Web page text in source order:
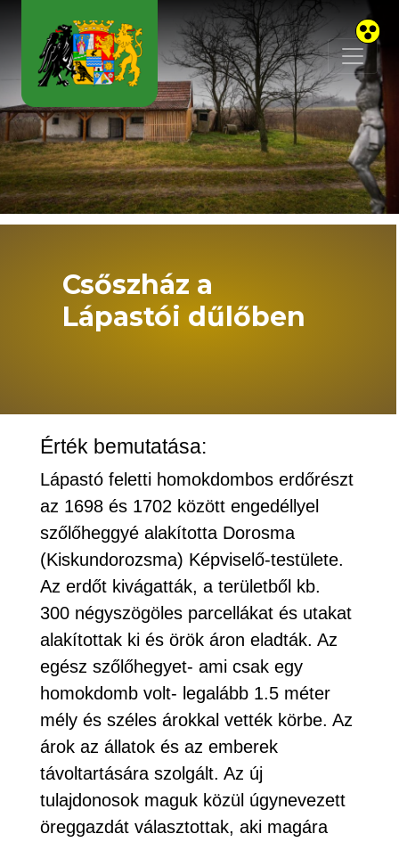
Csőszház a
Lápastói dűlőben
Érték bemutatása:
Lápastó feletti homokdombos erdőrészt
az 1698 és 1702 között engedéllyel
szőlőheggyé alakította Dorosma
(Kiskundorozsma) Képviselő-testülete.
Az erdőt kivágatták, a területből kb.
300 négyszögöles parcellákat és utakat
alakítottak ki és örök áron eladták. Az
egész szőlőhegyet- ami csak egy
homokdomb volt- legalább 1.5 méter
mély és széles árokkal vették körbe. Az
árok az állatok és az emberek
távoltartására szolgált. Az új
tulajdonosok maguk közül úgynevezett
öreggazdát választottak, aki magára